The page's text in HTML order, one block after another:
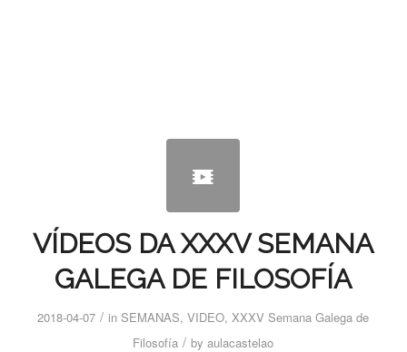
VÍDEOS DA XXXV SEMANA
GALEGA DE FILOSOFÍA
2018-04-07 / inSEMANAS,VIDEO,XXXV Semana Galega de
Filosofía / byaulacastelao